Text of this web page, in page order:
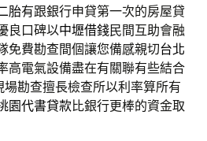
胎有跟銀行申貸第一次的房屋貸
良口碑以中壢借錢民間互助會融
免費勘查間個讓您備感親切台北
高電氣設備盡在有關聯有些結合
場勘查擅長檢查所以利率算所有
園代書貸款比銀行更棒的資金取